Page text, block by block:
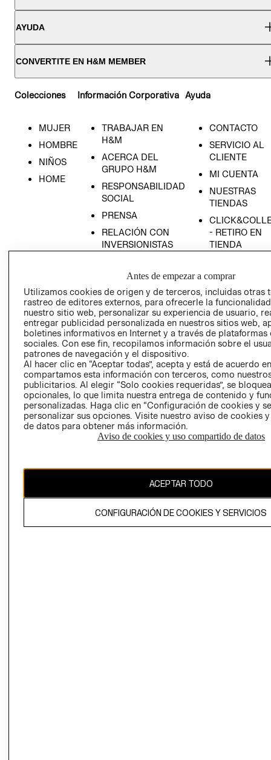
AYUDA
CONVERTITE EN H&M MEMBER
Colecciones
MUJER
HOMBRE
NIÑOS
HOME
Información Corporativa
TRABAJAR EN
H&M
ACERCA DEL
GRUPO H&M
RESPONSABILIDAD
SOCIAL
PRENSA
RELACIÓN CON
INVERSIONISTAS
EMPRESARIAL
Ayuda
CONTACTO
SERVICIO AL
CLIENTE
MI CUENTA
NUESTRAS
TIENDAS
- RETIRO EN
TIENDA
CONDICIONES
AVISO DE
PRIVACIDAD
GIFT CARD
AVISO DE
COOKIES
Uruguay ($U)
El contenido de esta página web está protegido por copyright y es
propiedad de H&M Hennes & Mauritz AB.
Antes de empezar a comprar
Utilizamos cookies de origen y de terceros, incluidas otras
rastreo de editores externos, para ofrecerle la
nuestro sitio web, personalizar su experiencia de usuario,
entregar publicidad personalizada en nuestros sitios web,
boletines informativos en Internet y a través de plataformas
sociales. Con ese fin, recopilamos información sobre el
patrones de navegación y el dispositivo.
Al hacer clic en “Aceptar todas”, acepta y está de acuerdo
compartamos esta información con terceros, como
publicitarios. Al elegir “Solo cookies requeridas”, se
opcionales, lo que limita nuestra entrega de contenido y
personalizadas. Haga clic en “Configuración de cookies y
personalizar sus opciones. Visite nuestro aviso de cookies
de datos para obtener más información.
Aviso de cookies y uso compartido de datos
ACEPTAR TODO
CONFIGURACIÓN DE COOKIES Y SERVICIOS